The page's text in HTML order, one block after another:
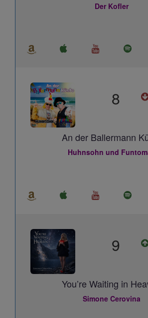
Der Kofler
8
An der Ballermann
Huhnsohn und
9
You’re Waiting in
Simone Cerovina